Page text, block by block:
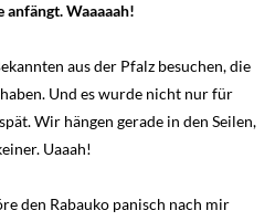
Waaaaah!
aus der Pfalz besuchen, die
Und es wurde nicht nur für
Wir hängen gerade in den Seilen,
Uaaah!
den Rabauko panisch nach mir